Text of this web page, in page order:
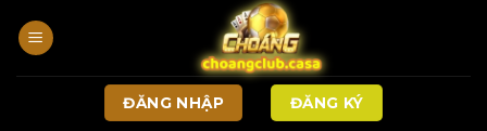
qua
ĐĂNG NHẬP ĐĂNG KÝ